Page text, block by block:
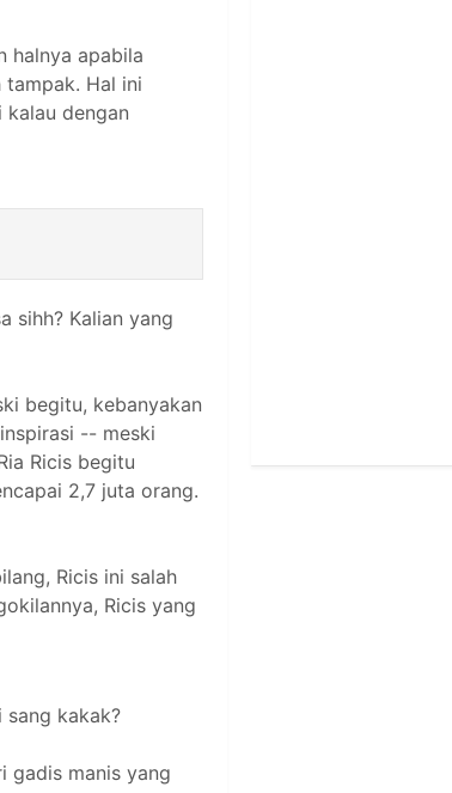
halnya apabila
tampak. Hal ini
dengan
sihh? Kalian yang
begitu, kebanyakan
-- meski
Ricis begitu
2,7 juta orang.
Ricis ini salah
Ricis yang
sang kakak?
gadis manis yang